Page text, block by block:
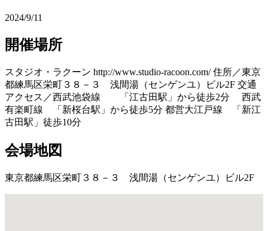
2024/9/11
開催場所
スタジオ・ラクーン http://www.studio-racoon.com/ 住所／東京
都練馬区栄町３８－３ 浅間湯（センゲンユ）ビル2F 交通
アクセス／西武池袋線 「江古田駅」から徒歩2分 西武
有楽町線 「新桜台駅」から徒歩5分 都営大江戸線 「新江
古田駅」徒歩10分
会場地図
東京都練馬区栄町３８－３ 浅間湯（センゲンユ）ビル2F